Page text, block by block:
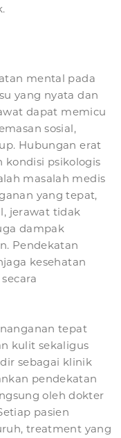
mental pada
yang nyata dan
dapat memicu
sosial,
Hubungan erat
kondisi psikologis
masalah medis
yang tepat,
jerawat tidak
dampak
Pendekatan
kesehatan
tepat
kulit sekaligus
sebagai klinik
pendekatan
oleh dokter
pasien
treatment yang